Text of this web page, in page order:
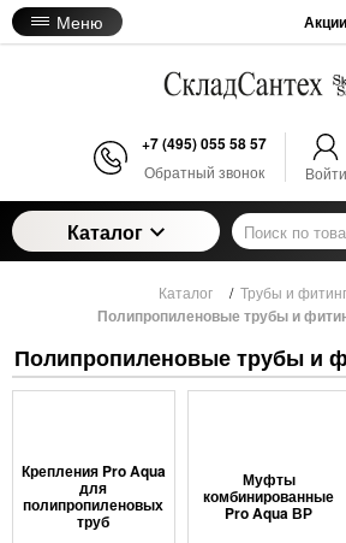
Меню Акции
+7 (495) 055 58 57
Обратный звонок Войти
Каталог
Каталог / Трубы и
Полипропиленовые трубы и
Полипропиленовые трубы и
Крепления Pro Aqua
для
полипропиленовых
труб
Муфты
комбинированные
Pro Aqua ВР